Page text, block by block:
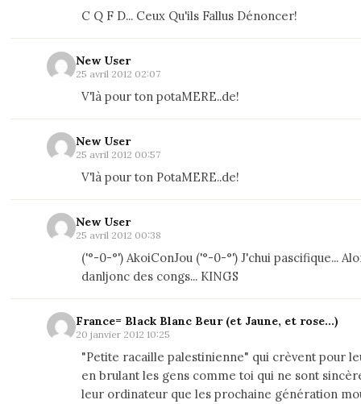
C Q F D... Ceux Qu'ils Fallus Dénoncer!
New User
25 avril 2012 02:07
V'là pour ton potaMERE..de!
New User
25 avril 2012 00:57
V'là pour ton PotaMERE..de!
New User
25 avril 2012 00:38
('°-0-°') AkoiConJou ('°-0-°') J'chui pascifique...
danljonc des congs... KINGS
France= Black Blanc Beur (et Jaune, et rose...)
20 janvier 2012 10:25
"Petite racaille palestinienne" qui crèvent pour
en brulant les gens comme toi qui ne sont
leur ordinateur que les prochaine génération